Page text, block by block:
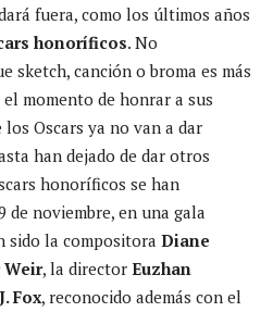
fuera, como los últimos años
honoríficos. No
sketch, canción o broma es más
momento de honrar a sus
Oscars ya no van a dar
han dejado de dar otros
honoríficos se han
de noviembre, en una gala
sido la compositora Diane
Weir, la director Euzhan
Fox, reconocido además con el